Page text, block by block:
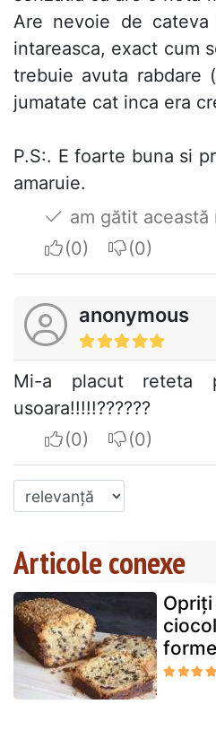
Are nevoie de
intareasca, exact cum
trebuie avuta rabdare
jumatate cat inca era
P.S:. E foarte buna si
amaruie.
am gătit această
I apreciateI do not
anonymous
Mi-a placut
usoara!!!!!??????
I apreciateI do not
Articole conexe